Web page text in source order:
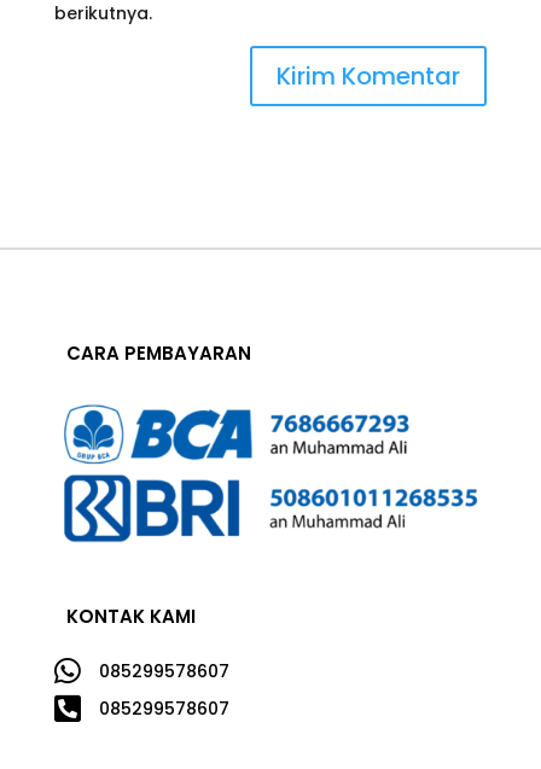
berikutnya.
CARA PEMBAYARAN
KONTAK KAMI
 085299578607
 085299578607